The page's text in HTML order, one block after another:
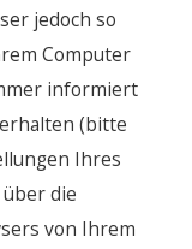
jedoch so
Computer
informiert
(bitte
Ihres
die
von Ihrem